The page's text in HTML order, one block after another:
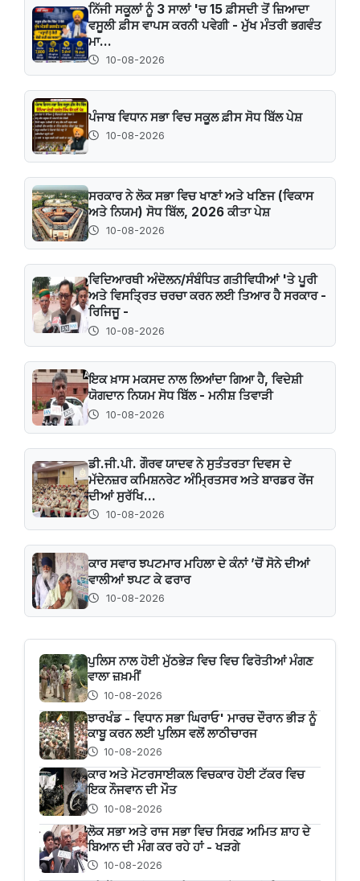
ਨਿੱਜੀ ਸਕੂਲਾਂ ਨੂੰ 3 ਸਾਲਾਂ 'ਚ 15 ਫ਼ੀਸਦੀ ਤੋਂ ਜ਼ਿਆਦਾ
ਵਸੂਲੀ ਫ਼ੀਸ ਵਾਪਸ ਕਰਨੀ ਪਵੇਗੀ - ਮੁੱਖ ਮੰਤਰੀ ਭਗਵੰਤ
ਮਾ...
10-08-2026
ਪੰਜਾਬ ਵਿਧਾਨ ਸਭਾ ਵਿਚ ਸਕੂਲ ਫ਼ੀਸ ਸੋਧ ਬਿੱਲ ਪੇਸ਼
10-08-2026
ਸਰਕਾਰ ਨੇ ਲੋਕ ਸਭਾ ਵਿਚ ਖਾਣਾਂ ਅਤੇ ਖਣਿਜ (ਵਿਕਾਸ
ਅਤੇ ਨਿਯਮ) ਸੋਧ ਬਿੱਲ, 2026 ਕੀਤਾ ਪੇਸ਼
10-08-2026
ਵਿਦਿਆਰਥੀ ਅੰਦੋਲਨ/ਸੰਬੰਧਿਤ ਗਤੀਵਿਧੀਆਂ 'ਤੇ ਪੂਰੀ
ਅਤੇ ਵਿਸਤ੍ਰਿਤ ਚਰਚਾ ਕਰਨ ਲਈ ਤਿਆਰ ਹੈ ਸਰਕਾਰ -
ਰਿਜਿਜੂ -
10-08-2026
ਇਕ ਖ਼ਾਸ ਮਕਸਦ ਨਾਲ ਲਿਆਂਦਾ ਗਿਆ ਹੈ, ਵਿਦੇਸ਼ੀ
ਯੋਗਦਾਨ ਨਿਯਮ ਸੋਧ ਬਿੱਲ - ਮਨੀਸ਼ ਤਿਵਾੜੀ
10-08-2026
ਡੀ.ਜੀ.ਪੀ. ਗੌਰਵ ਯਾਦਵ ਨੇ ਸੁਤੰਤਰਤਾ ਦਿਵਸ ਦੇ
ਮੱਦੇਨਜ਼ਰ ਕਮਿਸ਼ਨਰੇਟ ਅੰਮ੍ਰਿਤਸਰ ਅਤੇ ਬਾਰਡਰ ਰੇਂਜ
ਦੀਆਂ ਸੁਰੱਖਿ...
10-08-2026
ਕਾਰ ਸਵਾਰ ਝਪਟਮਾਰ ਮਹਿਲਾ ਦੇ ਕੰਨਾਂ ’ਚੋਂ ਸੋਨੇ ਦੀਆਂ
ਵਾਲੀਆਂ ਝਪਟ ਕੇ ਫਰਾਰ
10-08-2026
ਪੁਲਿਸ ਨਾਲ ਹੋਈ ਮੁੱਠਭੇੜ ਵਿਚ ਵਿਚ ਫਿਰੋਤੀਆਂ ਮੰਗਣ
ਵਾਲਾ ਜ਼ਖ਼ਮੀਂ
10-08-2026
ਝਾਰਖੰਡ - ਵਿਧਾਨ ਸਭਾ ਘਿਰਾਓ' ਮਾਰਚ ਦੌਰਾਨ ਭੀੜ ਨੂੰ
ਕਾਬੂ ਕਰਨ ਲਈ ਪੁਲਿਸ ਵਲੋਂ ਲਾਠੀਚਾਰਜ
10-08-2026
ਕਾਰ ਅਤੇ ਮੋਟਰਸਾਈਕਲ ਵਿਚਕਾਰ ਹੋਈ ਟੱਕਰ ਵਿਚ
ਇਕ ਨੌਜਵਾਨ ਦੀ ਮੌਤ
10-08-2026
ਲੋਕ ਸਭਾ ਅਤੇ ਰਾਜ ਸਭਾ ਵਿਚ ਸਿਰਫ਼ ਅਮਿਤ ਸ਼ਾਹ ਦੇ
ਬਿਆਨ ਦੀ ਮੰਗ ਕਰ ਰਹੇ ਹਾਂ - ਖੜਗੇ
10-08-2026